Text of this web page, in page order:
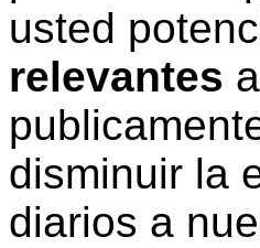
usted
relevantes
disminuir la
diarios a